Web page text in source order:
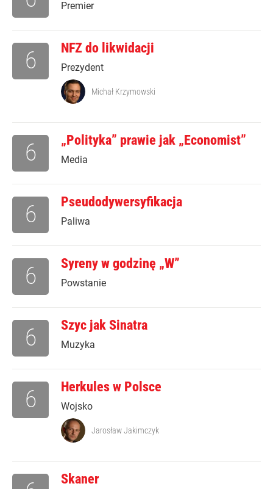
Premier
NFZ do likwidacji
Prezydent
6
Michał Krzymowski
„Polityka” prawie jak „Economist”
Media
6
Pseudodywersyfikacja
Paliwa
6
Syreny w godzinę „W”
Powstanie
6
Szyc jak Sinatra
Muzyka
6
Herkules w Polsce
Wojsko
6
Jarosław Jakimczyk
Skaner